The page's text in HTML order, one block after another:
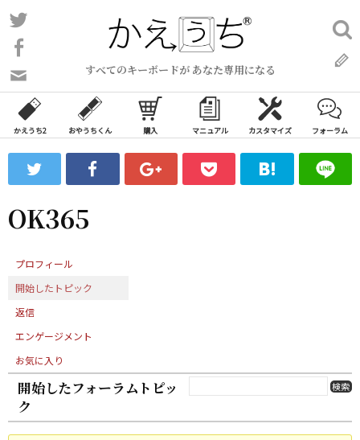
コ
ン
ン
ツ
ス
ッ
すべてのキーボードが あなた専用になる
い
合
わ
フ
ォ
ム
検
索:
かえうち2 おやうちくん 購入 マニュアル カスタマイズ フォーラム
OK365
プロフィール
開始したトピック
返信
エンゲージメント
お気に入り
開始したフォーラムトピッ
ク